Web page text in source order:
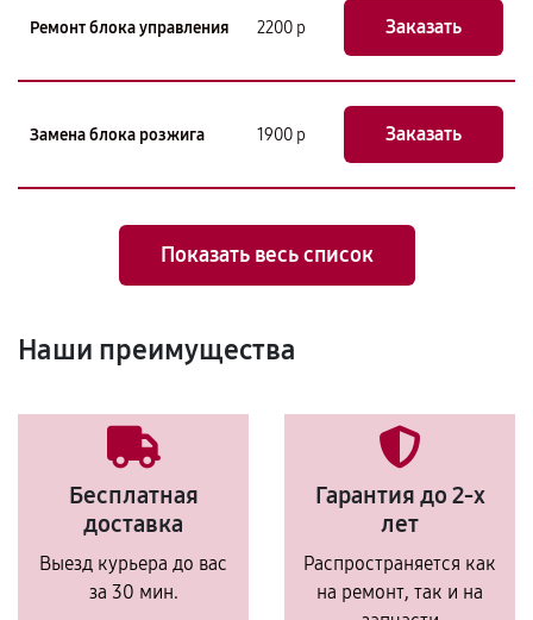
Ремонт блока управления 2200 р Заказать
Замена блока розжига 1900 р Заказать
Показать весь список
Наши преимущества
Бесплатная
доставка
Выезд курьера до вас
за 30 мин.
Гарантия до 2-х
лет
Распространяется как
на ремонт, так и на